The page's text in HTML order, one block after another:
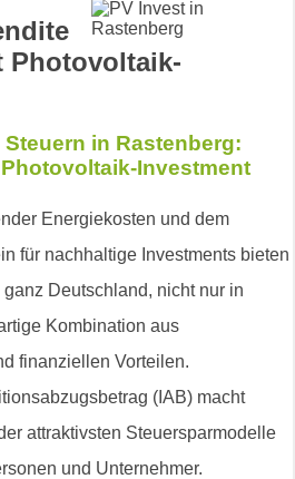
Photovoltaik-
in Rastenberg:
Investment
Energiekosten und dem
für nachhaltige Investments bieten
Deutschland, nicht nur in
Kombination aus
finanziellen Vorteilen.
(IAB) macht
attraktivsten Steuersparmodelle
und Unternehmer.